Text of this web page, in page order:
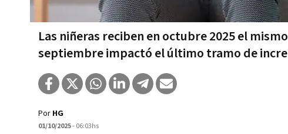
Las niñeras reciben en octubre 2025 el
septiembre impactó el último tramo de
Por HG
01/10/2025- 06:03hs